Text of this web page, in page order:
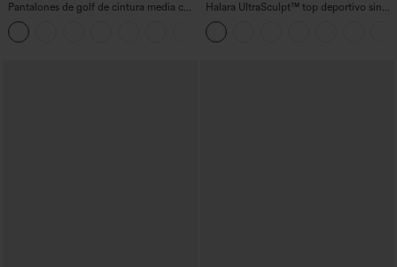
Pantalones de golf de cintura media con
cordón, dobladillo curvo, secado rápido,
de corte cónico y con bolsillos - UPF40+
Halara UltraSculpt™ top deportivo sin
mangas con escote redondo y bajo
curvo